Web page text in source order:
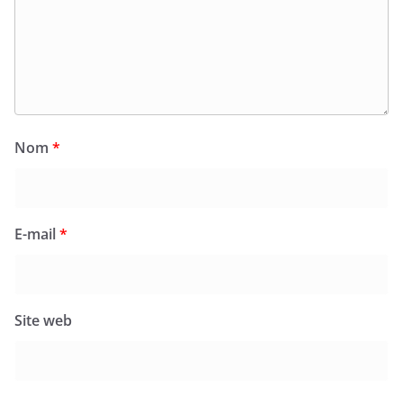
Nom *
E-mail*
Site web